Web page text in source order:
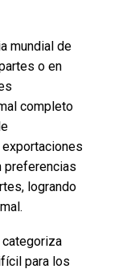
mundial de
o en
completo
preferencias
logrando
categoriza
para los